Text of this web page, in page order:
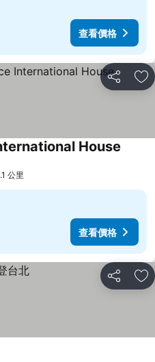
查看價格
分享 加
House
公里
查看價格
分享 加